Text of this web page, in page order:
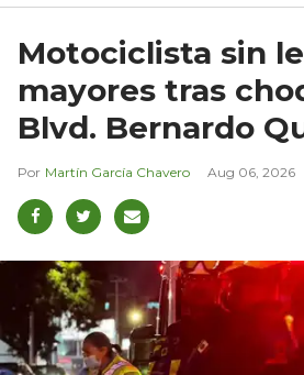
Motociclista sin
mayores tras
Blvd. Bernardo
Martín García Chavero Aug 06, 2026